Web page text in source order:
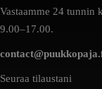
Vastaamme 24 tunnin
9.00–17.00.
Seuraa tilaustani